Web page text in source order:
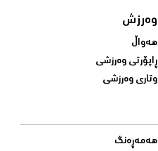
وەرزش
هەواڵ
ڕاپۆرتی وەرزشی
وتاری وەرزشی
هەمەڕەنگ